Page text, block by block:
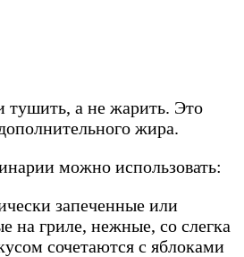
тушить, а не жарить. Это
жира.
можно использовать:
запеченные или
на гриле, нежные, со слегка
сочетаются с яблоками